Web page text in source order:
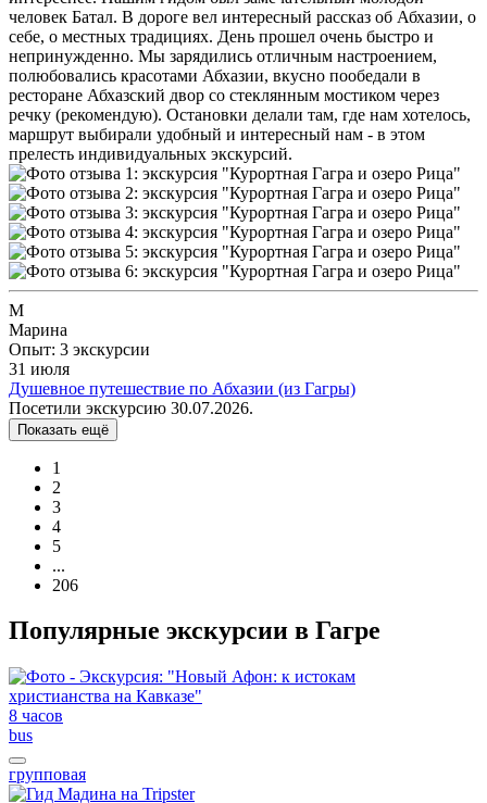
человек Батал. В дороге вел интересный рассказ об Абхазии, о
себе, о местных традициях. День прошел очень быстро и
непринужденно. Мы зарядились отличным настроением,
полюбовались красотами Абхазии, вкусно пообедали в
ресторане Абхазский двор со стеклянным мостиком через
речку (рекомендую). Остановки делали там, где нам хотелось,
маршрут выбирали удобный и интересный нам - в этом
прелесть индивидуальных экскурсий.
М
Марина
Опыт: 3 экскурсии
31 июля
Душевное путешествие по Абхазии (из Гагры)
Посетили экскурсию 30.07.2026.
Показать ещё
1
2
3
4
5
...
206
Популярные экскурсии в Гагре
8 часов
bus
групповая